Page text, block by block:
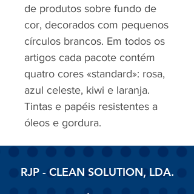
de produtos sobre fundo de
cor, decorados com pequenos
círculos brancos. Em todos os
artigos cada pacote contém
quatro cores «standard»: rosa,
azul celeste, kiwi e laranja.
Tintas e papéis resistentes a
óleos e gordura.
RJP - CLEAN SOLUTION, LDA.